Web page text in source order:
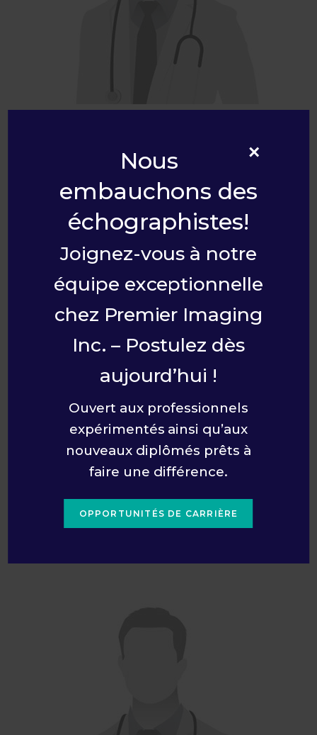
Radiologiste
LIRE LA BIO
Dr Dalibor Kubelik
×
Nous
embauchons des
échographistes!
Joignez-vous à notre
équipe exceptionnelle
chez Premier Imaging
Inc. – Postulez dès
aujourd’hui !
Ouvert aux professionnels
expérimentés ainsi qu’aux
nouveaux diplômés prêts à
faire une différence.
OPPORTUNITÉS DE CARRIÈRE